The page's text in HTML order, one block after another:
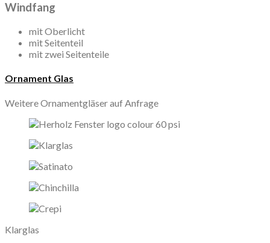
Windfang
mit Oberlicht
mit Seitenteil
mit zwei Seitenteile
Ornament Glas
Weitere Ornamentgläser auf Anfrage
Klarglas